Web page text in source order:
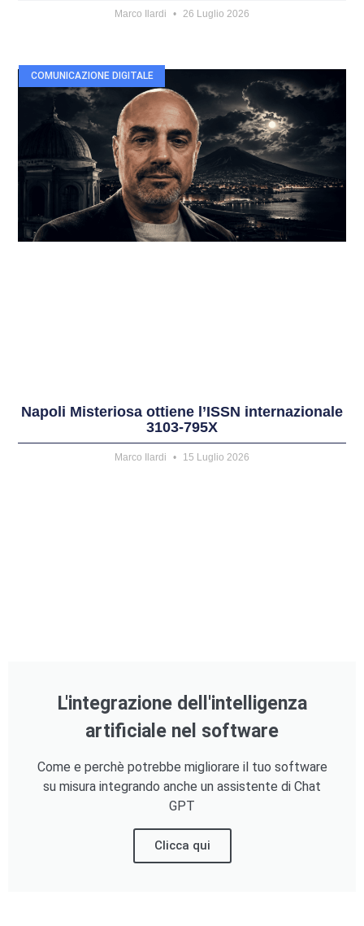
Marco Ilardi 26 Luglio 2026
COMUNICAZIONE DIGITALE
Napoli Misteriosa ottiene l’ISSN internazionale
3103-795X
Marco Ilardi 15 Luglio 2026
L'integrazione dell'intelligenza
artificiale nel software
Come e perchè potrebbe migliorare il tuo software
su misura integrando anche un assistente di Chat
GPT
Clicca qui